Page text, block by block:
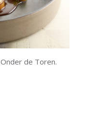
Onder de Toren.